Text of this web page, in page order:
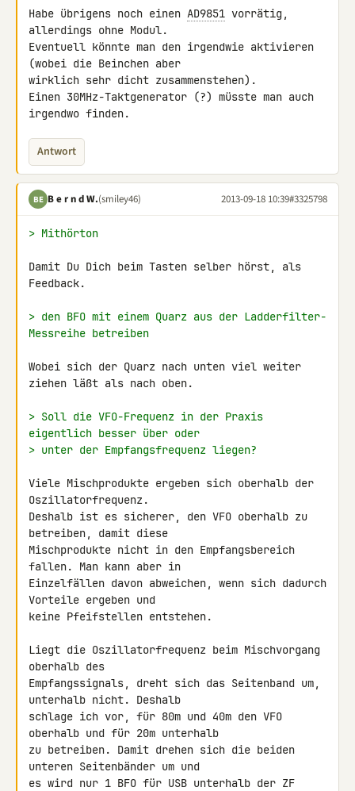
Habe übrigens noch einen AD9851 vorrätig,
allerdings ohne Modul.
Eventuell könnte man den irgendwie aktivieren
(wobei die Beinchen aber
wirklich sehr dicht zusammenstehen).
Einen 30MHz-Taktgenerator (?) müsste man auch
irgendwo finden.
Antwort
BE B e r n d W.(smiley46) 2013-09-18 10:39#3325798
> Mithörton
Damit Du Dich beim Tasten selber hörst, als
Feedback.
> den BFO mit einem Quarz aus der Ladderfilter-
Messreihe betreiben
Wobei sich der Quarz nach unten viel weiter
ziehen läßt als nach oben.
> Soll die VFO-Frequenz in der Praxis
eigentlich besser über oder
> unter der Empfangsfrequenz liegen?
Viele Mischprodukte ergeben sich oberhalb der
Oszillatorfrequenz.
Deshalb ist es sicherer, den VFO oberhalb zu
betreiben, damit diese
Mischprodukte nicht in den Empfangsbereich
fallen. Man kann aber in
Einzelfällen davon abweichen, wenn sich dadurch
Vorteile ergeben und
keine Pfeifstellen entstehen.
Liegt die Oszillatorfrequenz beim Mischvorgang
oberhalb des
Empfangssignals, dreht sich das Seitenband um,
unterhalb nicht. Deshalb
schlage ich vor, für 80m und 40m den VFO
oberhalb und für 20m unterhalb
zu betreiben. Damit drehen sich die beiden
unteren Seitenbänder um und
es wird nur 1 BFO für USB unterhalb der ZF